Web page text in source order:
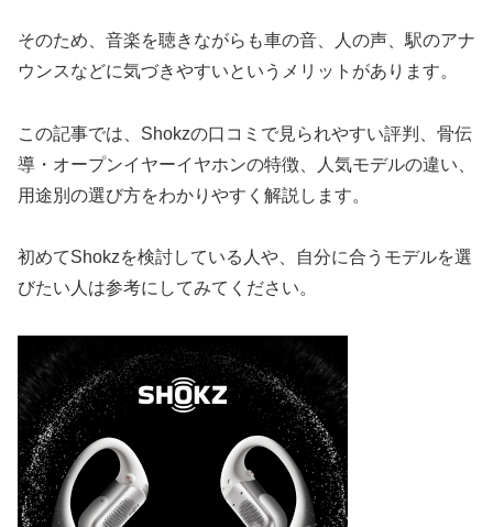
そのため、音楽を聴きながらも車の音、人の声、駅のアナ
ウンスなどに気づきやすいというメリットがあります。
この記事では、Shokzの口コミで見られやすい評判、骨伝
導・オープンイヤーイヤホンの特徴、人気モデルの違い、
用途別の選び方をわかりやすく解説します。
初めてShokzを検討している人や、自分に合うモデルを選
びたい人は参考にしてみてください。